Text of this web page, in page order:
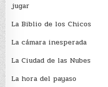
jugar
La Biblio de los Chicos
La cámara inesperada
La Ciudad de las Nubes
La hora del payaso